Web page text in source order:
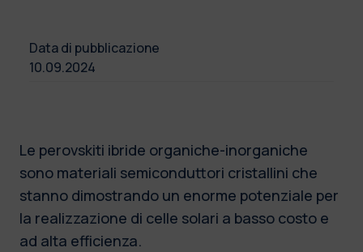
Data di pubblicazione
10.09.2024
Le perovskiti ibride organiche-inorganiche
sono materiali semiconduttori cristallini che
stanno dimostrando un enorme potenziale per
la realizzazione di celle solari a basso costo e
ad alta efficienza.